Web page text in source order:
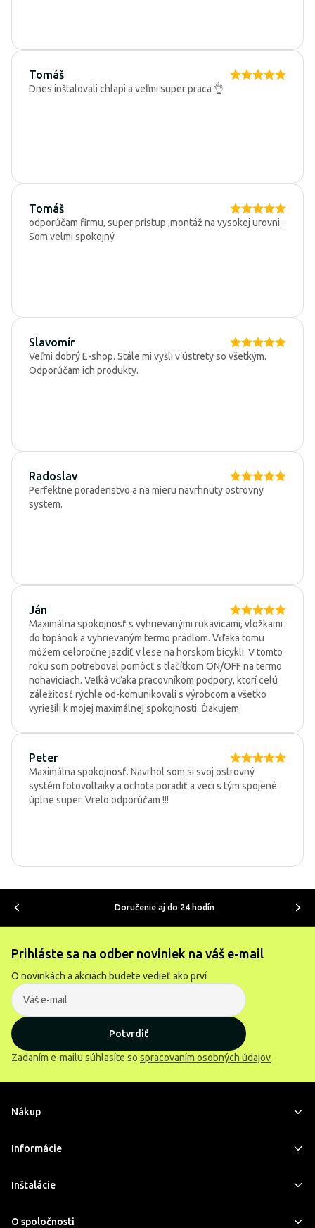
Tomáš
Dnes inštalovali chlapi a veľmi super praca 👌
Tomáš
odporúčam firmu, super prístup ,montáž na vysokej urovni .
Som velmi spokojný
Slavomír
Veľmi dobrý E-shop. Stále mi vyšli v ústrety so všetkým.
Odporúčam ich produkty.
Radoslav
Perfektne poradenstvo a na mieru navrhnuty ostrovny
system.
Ján
Maximálna spokojnosť s vyhrievanými rukavicami, vložkami
do topánok a vyhrievaným termo prádlom. Vďaka tomu
môžem celoročne jazdiť v lese na horskom bicykli. V tomto
roku som potreboval pomôcť s tlačítkom ON/OFF na termo
nohaviciach. Veľká vďaka pracovníkom podpory, ktorí celú
záležitosť rýchle od-komunikovali s výrobcom a všetko
vyriešili k mojej maximálnej spokojnosti. Ďakujem.
Peter
Maximálna spokojnosť. Navrhol som si svoj ostrovný
systém fotovoltaiky a ochota poradiť a veci s tým spojené
úplne super. Vrelo odporúčam !!!
Doručenie aj do 24 hodín
Prihláste sa na odber noviniek na váš e-mail
O novinkách a akciách budete vedieť ako prví
Potvrdiť
Zadaním e-mailu súhlasíte so spracovaním osobných údajov
Nákup
Informácie
Inštalácie
O spoločnosti